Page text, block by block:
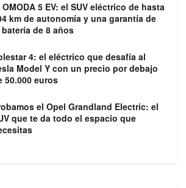
OMODA 5 EV: el SUV eléctrico de hasta
km de autonomía y una garantía de
batería de 8 años
4: el eléctrico que desafía al
Model Y con un precio por debajo
50.000 euros
el Opel Grandland Electric: el
que te da todo el espacio que